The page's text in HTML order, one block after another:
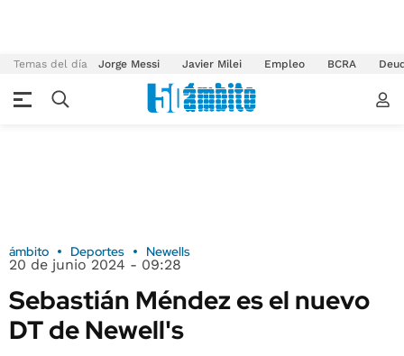
Temas del día Jorge Messi Javier Milei Empleo BCRA
ámbito Deportes Newells
20 de junio 2024 - 09:28
Sebastián Méndez es el nuevo
DT de Newell's